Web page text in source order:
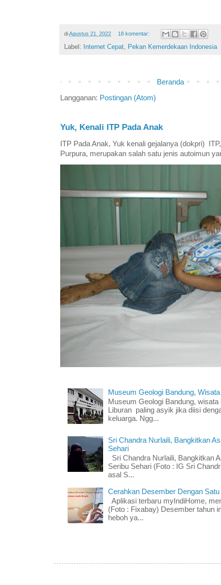
diAgustus 21, 2022 18 komentar:
Label: Internet Cepat, Pekan Kemerdekaan Indonesia
Beranda
Langganan: Postingan (Atom)
Yuk, Kenali ITP Pada Anak
ITP Pada Anak, Yuk kenali gejalanya (dokpri)
Purpura, merupakan salah satu jenis autoimun
Museum Geologi Bandung,
Museum Geologi Bandung,
Liburan paling asyik jika diisi
keluarga. Ngg...
Sri Chandra Nurlaili, Bangkitkan
Sehari
Sri Chandra Nurlaili, Bangkitkan
Seribu Sehari (Foto : IG Sri
asal S...
Cerahkan Desember Dengan
Aplikasi terbaru myIndiHome,
(Foto : Fixabay) Desember tahun
heboh ya...